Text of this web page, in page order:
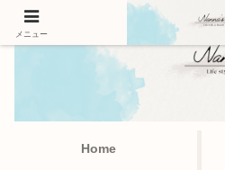
Home
メニュー